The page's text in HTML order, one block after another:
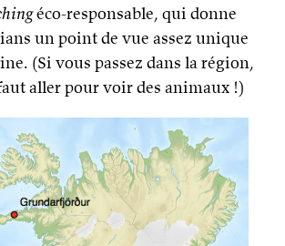
éco-responsable, qui donne
un point de vue assez unique
(Si vous passez dans la région,
aller pour voir des animaux !)